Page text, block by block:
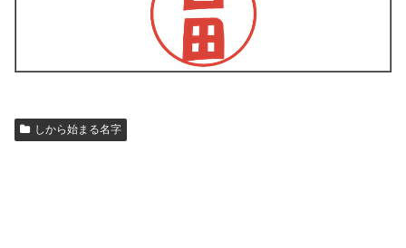
しから始まる名字